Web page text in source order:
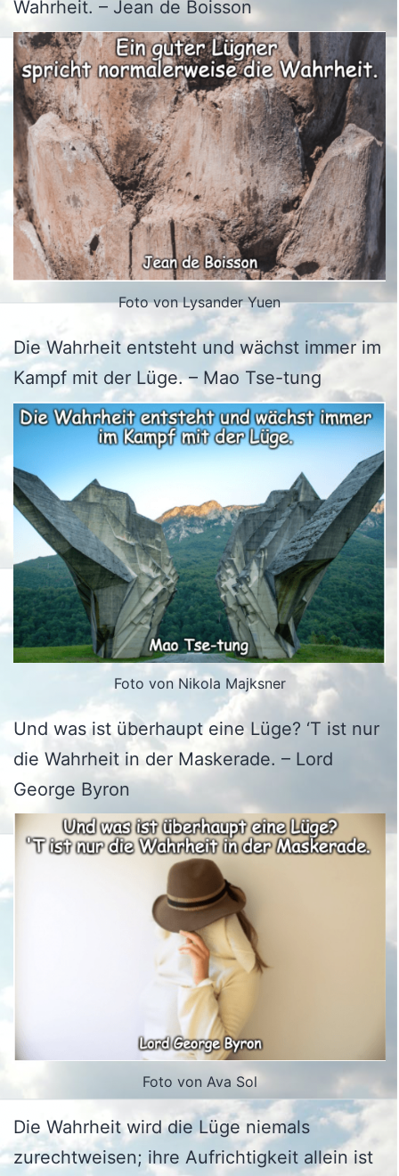
Wahrheit. – Jean de Boisson
Foto von Lysander Yuen
Die Wahrheit entsteht und wächst immer im
Kampf mit der Lüge. – Mao Tse-tung
Foto von Nikola Majksner
Und was ist überhaupt eine Lüge? ‘T ist nur
die Wahrheit in der Maskerade. – Lord
George Byron
Foto von Ava Sol
Die Wahrheit wird die Lüge niemals
zurechtweisen; ihre Aufrichtigkeit allein ist